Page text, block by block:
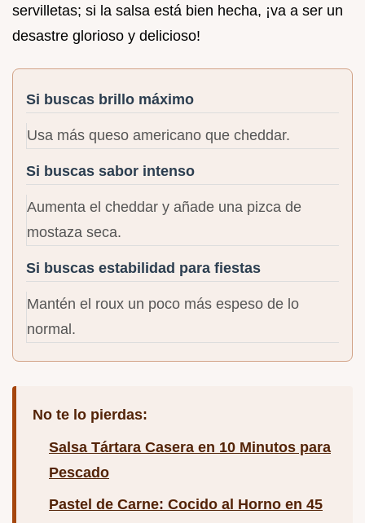
servilletas; si la salsa está bien hecha, ¡va a ser un
desastre glorioso y delicioso!
Si buscas brillo máximo
Usa más queso americano que cheddar.
Si buscas sabor intenso
Aumenta el cheddar y añade una pizca de
mostaza seca.
Si buscas estabilidad para fiestas
Mantén el roux un poco más espeso de lo
normal.
No te lo pierdas:
Salsa Tártara Casera en 10 Minutos para
Pescado
Pastel de Carne: Cocido al Horno en 45